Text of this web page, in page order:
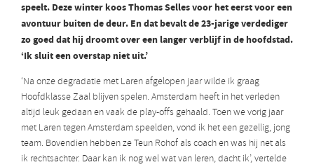
speelt. Deze winter koos Thomas Selles voor het eerst voor een
avontuur buiten de deur. En dat bevalt de 23-jarige verdediger
zo goed dat hij droomt over een langer verblijf in de hoofdstad.
‘Ik sluit een overstap niet uit.’
‘Na onze degradatie met Laren afgelopen jaar wilde ik graag
Hoofdklasse Zaal blijven spelen. Amsterdam heeft in het verleden
altijd leuk gedaan en vaak de play-offs gehaald. Toen we vorig jaar
met Laren tegen Amsterdam speelden, vond ik het een gezellig, jong
team. Bovendien hebben ze Teun Rohof als coach en was hij net als
ik rechtsachter. Daar kan ik nog wel wat van leren, dacht ik’, vertelde